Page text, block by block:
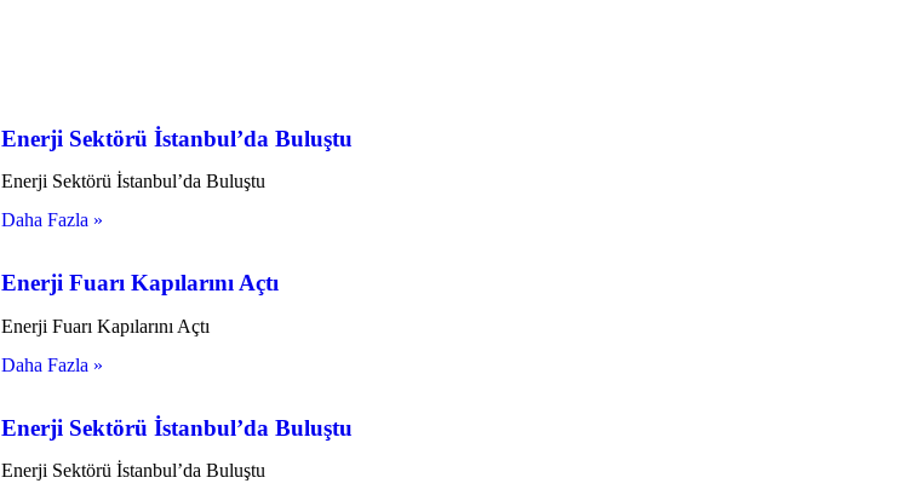
Enerji Sektörü İstanbul’da Buluştu
Enerji Sektörü İstanbul’da Buluştu
Daha Fazla »
Enerji Fuarı Kapılarını Açtı
Enerji Fuarı Kapılarını Açtı
Daha Fazla »
Enerji Sektörü İstanbul’da Buluştu
Enerji Sektörü İstanbul’da Buluştu